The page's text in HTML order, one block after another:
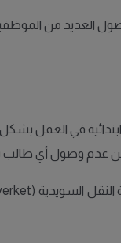
العديد من
عدم وصول أي طالب